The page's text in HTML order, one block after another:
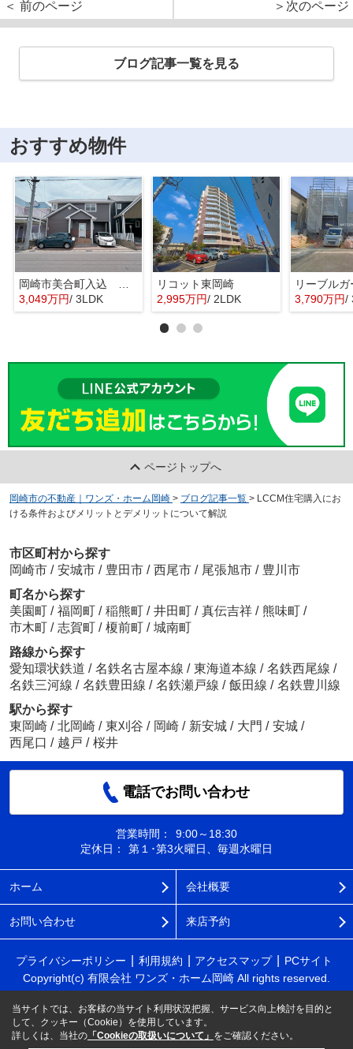
＜ 前のページ
＞次のページ
ブログ記事一覧を見る
おすすめ物件
3,049万円/ 3LDK
リコット東岡崎
2,995万円/ 2LDK 3,790万円/
ページトップへ
岡崎市の不動産｜ワンズ・ホーム岡崎 > ブログ記事一覧 > LCCM住宅購入にお
ける条件およびメリットとデメリットについて解説
市区町村から探す
岡崎市 / 安城市 / 豊田市 / 西尾市 / 尾張旭市 / 豊川市
町名から探す
美園町 / 福岡町 / 稲熊町 / 井田町 / 真伝吉祥 / 熊味町 /
市木町 / 志賀町 / 榎前町 / 城南町
路線から探す
愛知環状鉄道 / 名鉄名古屋本線 / 東海道本線 / 名鉄西尾線 /
名鉄三河線 / 名鉄豊田線 / 名鉄瀬戸線 / 飯田線 / 名鉄豊川線
駅から探す
東岡崎 / 北岡崎 / 東刈谷 / 岡崎 / 新安城 / 大門 / 安城 /
西尾口 / 越戸 / 桜井
電話でお問い合わせ
営業時間：
9:00～18:30
定休日：
第１･第3火曜日、毎週水曜日
ホーム 会社概要
お問い合わせ 来店予約
プライバシーポリシー 利用規約 アクセスマップ
PCサイト
Copyright(c) 有限会社 ワンズ・ホーム岡崎 All rights reserved.
当サイトでは、お客様の当サイト利用状況把握、サービス向上検討を目的と
して、クッキー（Cookie）を使用しています。
詳しくは、当社の 「Cookieの取扱いについて」 をご確認ください。